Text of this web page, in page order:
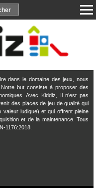
dans le domaine des jeux, nous
but consiste à proposer des
Avec Kiddiz, Il n’est pas
des places de jeu de qualité qui
ludique) et qui offrent pleine
et de la maintenance. Tous
1176:2018.